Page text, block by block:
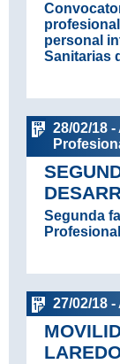
personal
Sanitarias
28/02/18
Segunda
27/02/18